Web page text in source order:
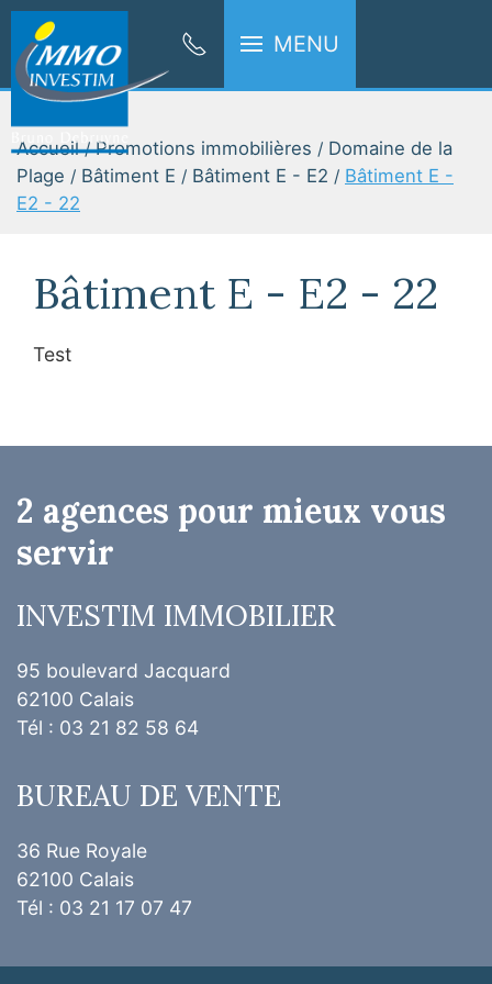
MENU
Accueil Promotions immobilières
Domaine de la
Plage
Bâtiment E Bâtiment E - E2
Bâtiment E -
E2 - 22
Bâtiment E - E2 - 22
Test
2 agences pour mieux vous
servir
INVESTIM IMMOBILIER
95 boulevard Jacquard
62100 Calais
Tél : 03 21 82 58 64
BUREAU DE VENTE
36 Rue Royale
62100 Calais
Tél : 03 21 17 07 47